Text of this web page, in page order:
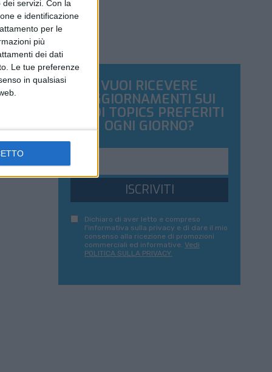
servizi. Con la
e identificazione
per le
più
dei dati
Le tue preferenze
in qualsiasi
VUOI RICEVERE
AGGIORNAMENTI SUI
TUOI TOPICS PREFERITI
OGNI GIORNO?
ISCRIVITI
Dichiaro di aver letto e compreso
l'informativa sulla privacy e di dare il mio
consenso alla ricezione di promozioni
commerciali ed informative. Vedi
POLITICA SULLA PRIVACY.